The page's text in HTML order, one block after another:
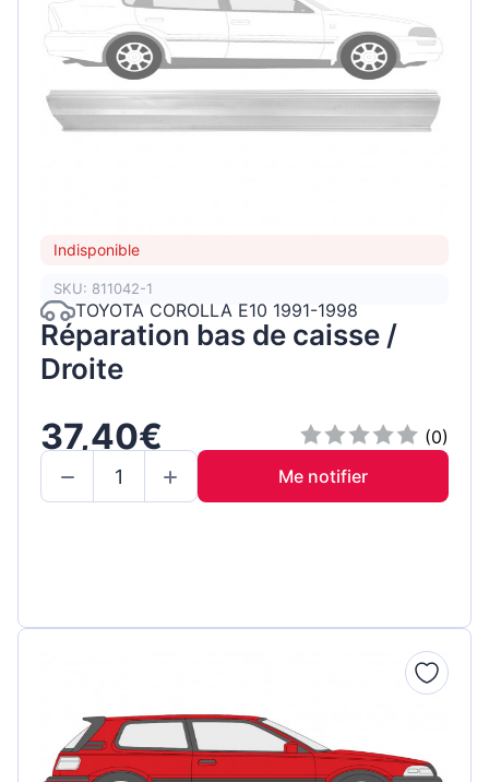
Indisponible
SKU: 811042-1
TOYOTA COROLLA E10 1991-1998
Réparation bas de caisse /
Droite
37,40€
(0)
Me notifier